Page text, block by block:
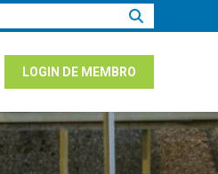
LOGIN DE MEMBRO